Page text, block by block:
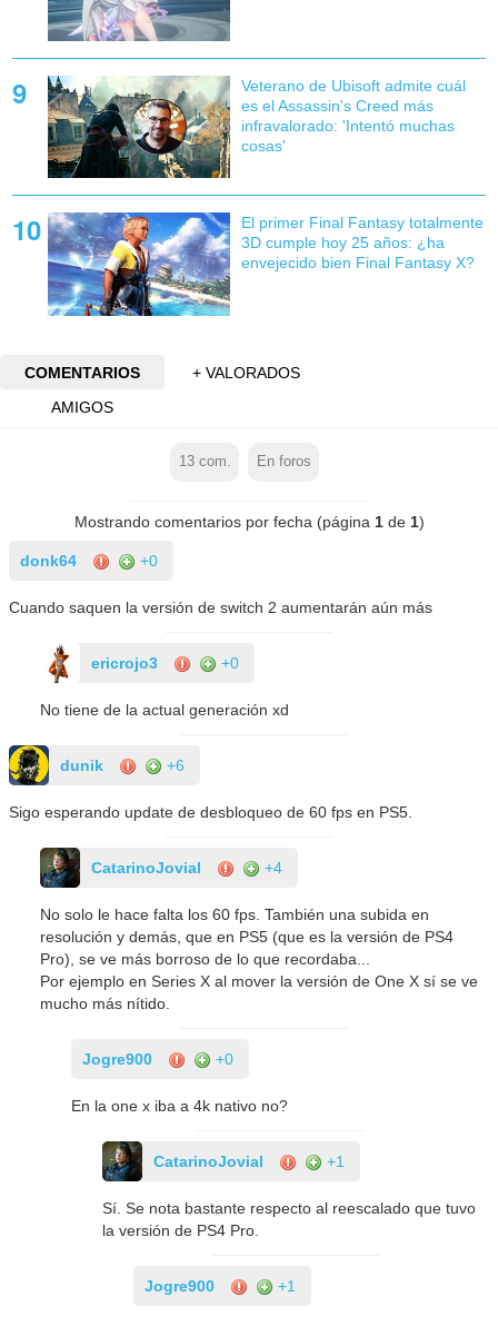
Veterano de Ubisoft admite cuál
es el Assassin's Creed más
infravalorado: 'Intentó muchas
cosas'
El primer Final Fantasy totalmente
3D cumple hoy 25 años: ¿ha
envejecido bien Final Fantasy X?
COMENTARIOS
+ VALORADOS
AMIGOS
13com. En foros
Mostrando comentarios por fecha (página 1de 1)
donk64 +0
Cuando saquen la versión de switch 2 aumentarán aún más
ericrojo3 +0
No tiene de la actual generación xd
dunik +6
Sigo esperando update de desbloqueo de 60 fps en PS5.
CatarinoJovial +4
No solo le hace falta los 60 fps. También una subida en
resolución y demás, que en PS5 (que es la versión de PS4
Pro), se ve más borroso de lo que recordaba...
Por ejemplo en Series X al mover la versión de One X sí se ve
mucho más nítido.
Jogre900 +0
En la one x iba a 4k nativo no?
CatarinoJovial +1
Sí. Se nota bastante respecto al reescalado que tuvo
la versión de PS4 Pro.
Jogre900 +1